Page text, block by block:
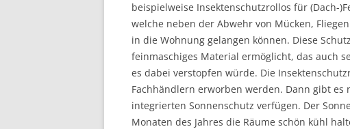
beispielweise Insektenschutzrollos für (Dach-
welche neben der Abwehr von Mücken,
in die Wohnung gelangen können. Diese
feinmaschiges Material ermöglicht, das auch
es dabei verstopfen würde. Die
Fachhändlern erworben werden. Dann gibt
integrierten Sonnenschutz verfügen. Der
Monaten des Jahres die Räume schön kühl